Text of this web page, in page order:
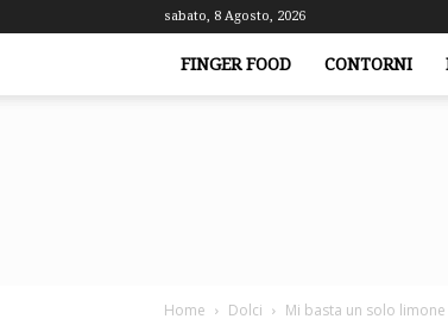
sabato, 8 Agosto, 2026
FINGER FOOD CONTORNI
Home Dolci Mi basta un solo